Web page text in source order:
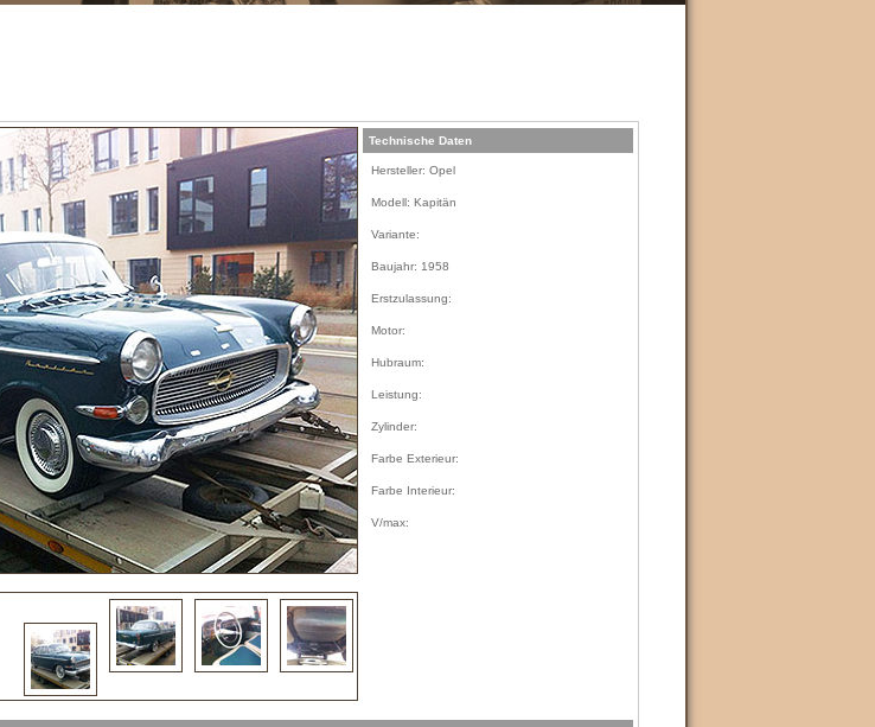
Technische Daten
Hersteller: Opel
Modell: Kapitän
Variante:
Baujahr: 1958
Erstzulassung:
Motor:
Hubraum:
Leistung:
Zylinder:
Farbe Exterieur:
Farbe Interieur:
V/max: